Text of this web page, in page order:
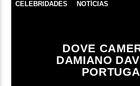
CELEBRIDADES NOTÍCIAS
DOVE
DAMIANO